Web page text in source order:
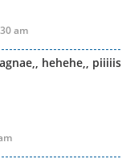
am
hehehe,, piiiiis